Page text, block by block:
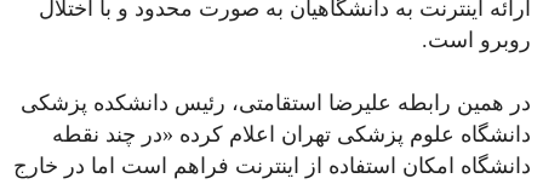
ارائه اینترنت به دانشگاهیان به صورت محدود و با اختلال
روبرو است.
در همین رابطه علیرضا استقامتی، رئیس دانشکده پزشکی
دانشگاه علوم پزشکی تهران اعلام کرده «در چند نقطه
دانشگاه امکان استفاده از اینترنت فراهم است اما در خارج